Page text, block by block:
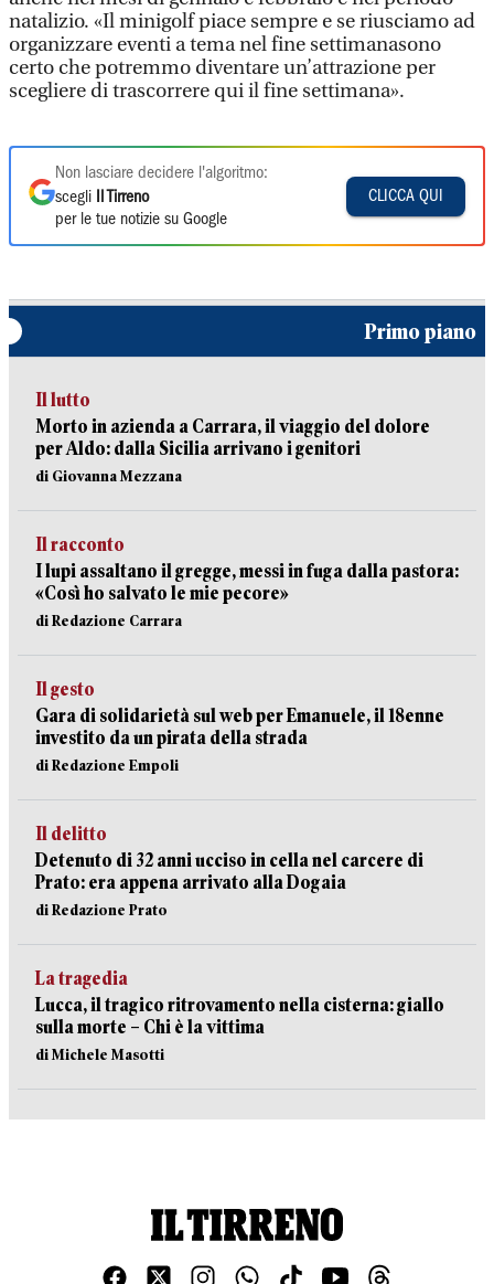
natalizio. «Il minigolf piace sempre e se riusciamo ad
organizzare eventi a tema nel fine settimanasono
certo che potremmo diventare un’attrazione per
scegliere di trascorrere qui il fine settimana».
Non lasciare decidere l'algoritmo:
scegli
Il Tirreno
per le tue notizie su Google
CLICCA QUI
Primo piano
Il lutto
Morto in azienda a Carrara, il viaggio del dolore
per Aldo: dalla Sicilia arrivano i genitori
di Giovanna Mezzana
Il racconto
I lupi assaltano il gregge, messi in fuga dalla pastora:
«Così ho salvato le mie pecore»
di Redazione Carrara
Il gesto
Gara di solidarietà sul web per Emanuele, il 18enne
investito da un pirata della strada
di Redazione Empoli
Il delitto
Detenuto di 32 anni ucciso in cella nel carcere di
Prato: era appena arrivato alla Dogaia
di Redazione Prato
La tragedia
Lucca, il tragico ritrovamento nella cisterna: giallo
sulla morte – Chi è la vittima
di Michele Masotti